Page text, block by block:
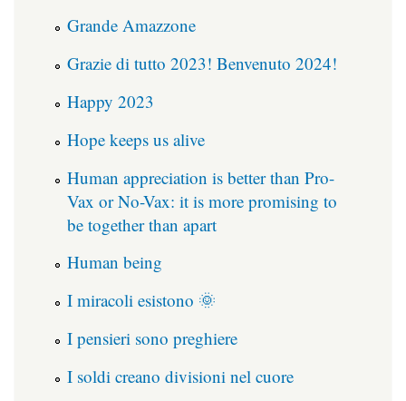
Grande Amazzone
Grazie di tutto 2023! Benvenuto 2024!
Happy 2023
Hope keeps us alive
Human appreciation is better than Pro-
Vax or No-Vax: it is more promising to
be together than apart
Human being
I miracoli esistono 🌞
I pensieri sono preghiere
I soldi creano divisioni nel cuore